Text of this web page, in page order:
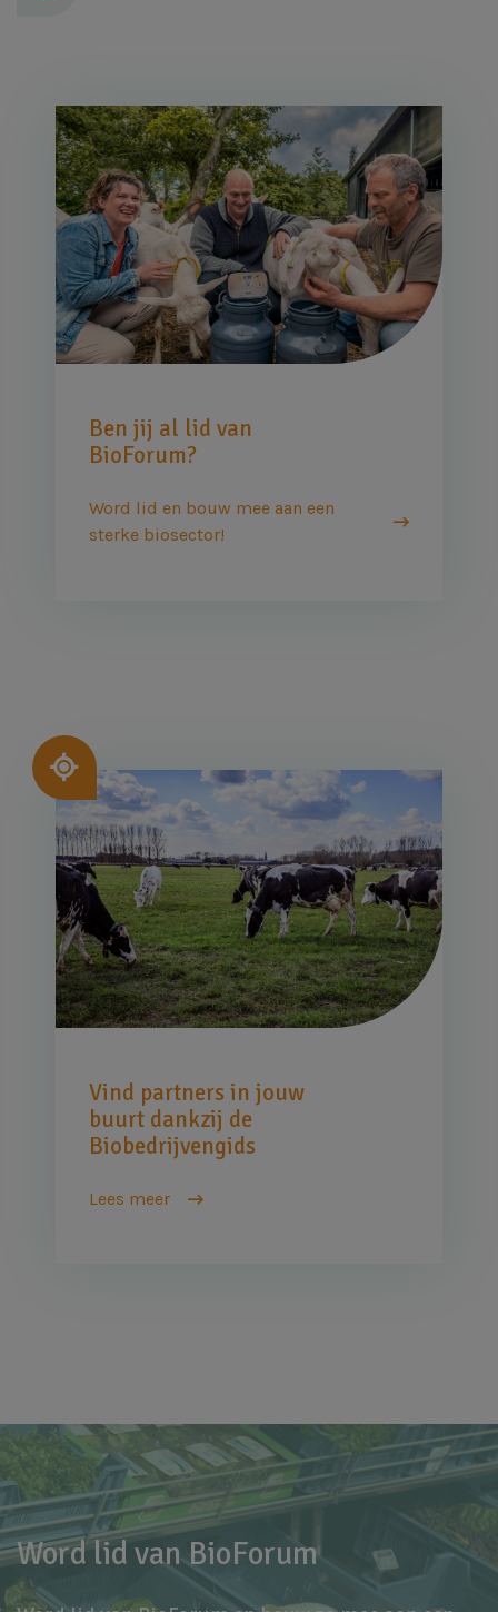
Afbeelding
Ben jij al lid van
BioForum?
Word lid en bouw mee aan een
sterke biosector!
Afbeelding
Vind partners in jouw
buurt dankzij de
Biobedrijvengids
Lees meer
Word lid van BioForum